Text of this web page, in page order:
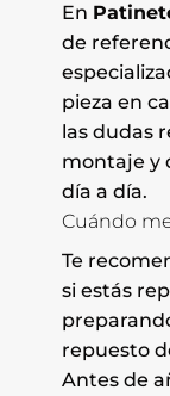
En
de
pieza en
las dudas
montaje y
día a día.
Cuándo
Te
si estás
repuesto
Antes de